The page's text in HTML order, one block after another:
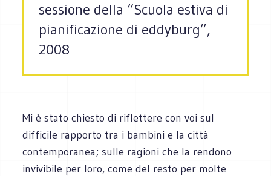
sessione della “Scuola estiva di
pianificazione di eddyburg”,
2008
Mi è stato chiesto di riflettere con voi sul
difficile rapporto tra i bambini e la città
contemporanea; sulle ragioni che la rendono
invivibile per loro, come del resto per molte